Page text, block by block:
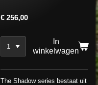
€ 256,00
In
winkelwagen
The Shadow series bestaat uit